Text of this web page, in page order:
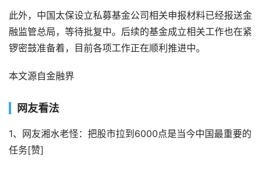
此外，中国太保设立私募基金公司相关申报材料已经报送金
融监管总局，等待批复中。后续的基金成立相关工作也在紧
锣密鼓准备着，目前各项工作正在顺利推进中。
本文源自金融界
网友看法
1、网友湘水老怪：把股市拉到6000点是当今中国最重要的
任务[赞]